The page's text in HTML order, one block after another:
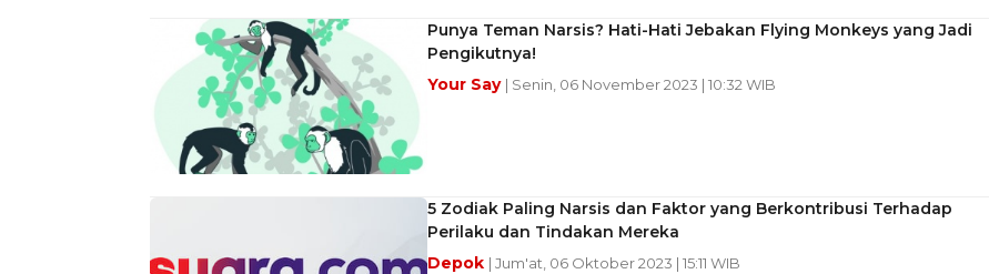
Punya Teman Narsis? Hati-Hati Jebakan Flying Monkeys yang Jadi
Pengikutnya!
Your Say | Senin, 06 November 2023 | 10:32 WIB
5 Zodiak Paling Narsis dan Faktor yang Berkontribusi Terhadap
Perilaku dan Tindakan Mereka
Depok | Jum'at, 06 Oktober 2023 | 15:11 WIB